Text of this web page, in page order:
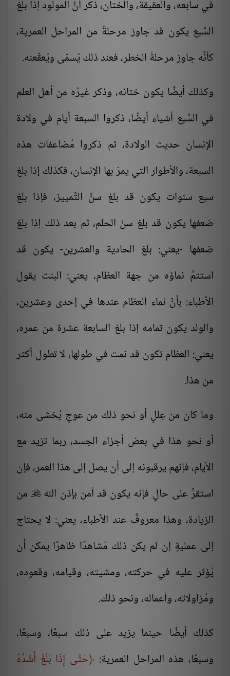
في سابعه، والعقيقة، والختان، ذكر أنَّ المولود إذا بلغ
السَّبع يكون قد جاوز مرحلةً من المراحل العمرية،
كأنَّه جاوز مرحلةَ الخطر، فعند ذلك يُسمّى ويُعقّعنه.
وكذلك أيضًا يكون ختانه، وذكر غيرُه من أهل العلم
في السَّبع أشياء أيضًا، ذكروا السبعة أيام في ولادة
الإنسان حديث الولادة، ثم ذكروا مُضاعفات هذه
السبعة، والأطوار التي يمرّ بها الإنسان، فكذلك إذا بلغ
سبع سنوات يكون قد بلغ سنَّ التَّمييز، فإذا بلغ
ضعفها يكون قد بلغ سنّ الحلم، ثم بعد ذلك إذا بلغ
ضعفها -يعني: بلغ الحادية والعشرين- يكون قد
استتمَّ نماؤه من جهة العظام، يعني: البنت يقول
الأطباء: بأنَّ نماء العظام عندها في إحدى وعشرين،
والولد يكون تمامه إذا بلغ السابعة عشرة من عمره،
يعني: العظام تكون قد نمت في طولها، لا تطول أكثر
من هذا.
وما كان من عِللٍ أو نحو ذلك من عوجٍ يُخشى منه،
أو نحو هذا في بعض أجزاء الجسد، ربما تزيد مع
الأيام، فإنهم يرقبونه إلى أن يصل إلى هذا العمر، فإن
استقرَّ على حالٍ فإنه يكون قد أمن بإذن الله من
الزيادة، وهذا معروفٌ عند الأطباء، يعني: لا يحتاج
إلى عمليةٍ إن لم يكن ذلك مُشاهدًا ظاهرًا يمكن أن
يُؤثر عليه في حركته، ومشيته، وقيامه، وقعوده،
ومُزاولاته، وأعماله، ونحو ذلك.
كذلك أيضًا حينما يزيد على ذلك سبعًا، وسبعًا،
وسبعًا، هذه المراحل العمرية: حَتَّى إِذَا بَلَغَ أَشُدَّهُ